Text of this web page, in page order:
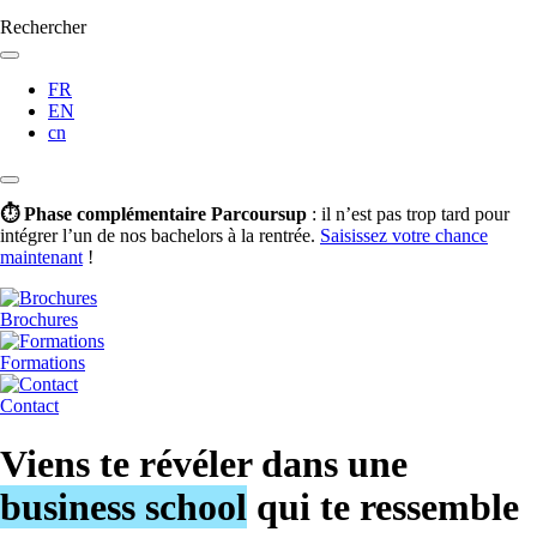
Rechercher
FR
EN
cn
⏱️ Phase complémentaire Parcoursup : il n’est pas trop tard pour
intégrer l’un de nos bachelors à la rentrée. Saisissez votre chance
maintenant !
Brochures
Formations
Contact
Viens te révéler dans une
business school qui te ressemble